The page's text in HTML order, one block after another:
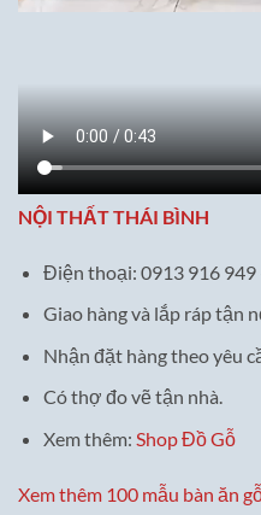
NỘI THẤT THÁI BÌNH
Điện thoại: 0913 916 949
Giao hàng và lắp ráp tận
Nhận đặt hàng theo yêu
Có thợ đo vẽ tận nhà.
Xem thêm: Shop Đồ Gỗ
Xem thêm 100 mẫu bàn ăn